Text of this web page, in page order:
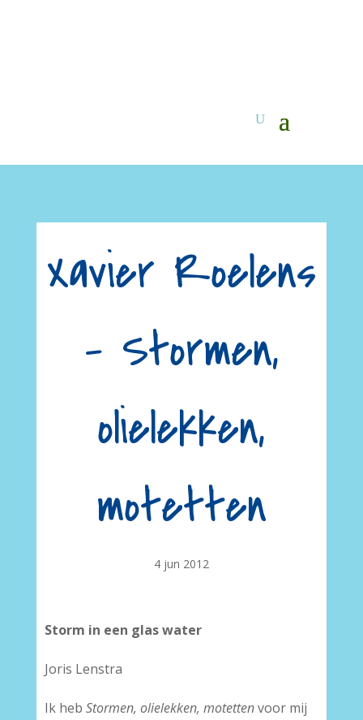
Xavier Roelens
– Stormen,
olielekken,
motetten
4 jun 2012
Storm in een glas water
Joris Lenstra
Ik heb Stormen, olielekken, motettenvoor mij